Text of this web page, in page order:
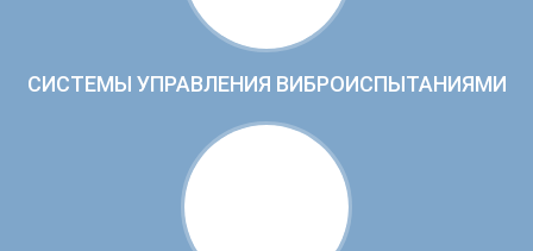
СИСТЕМЫ УПРАВЛЕНИЯ ВИБРОИСПЫТАНИЯМИ